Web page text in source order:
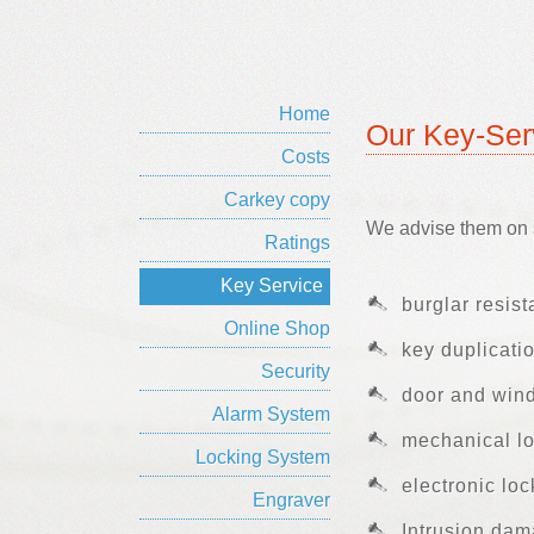
Home
Costs
Carkey copy
Ratings
Key Service
Online Shop
Security
Alarm System
Locking System
Engraver
Our Key-
We advise them on
burglar
key
door and
mechanical
electronic